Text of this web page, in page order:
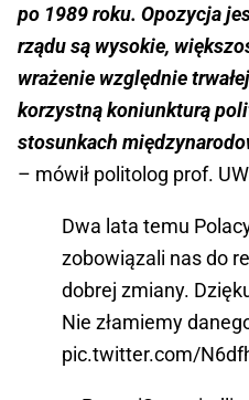
po 1989 roku. Opozycja
rządu są wysokie,
wrażenie względnie
korzystną koniunkturą
stosunkach
– mówił politolog prof.
Dwa lata temu
zobowiązali nas do
dobrej zmiany.
Nie złamiemy
pic.twitter.com/